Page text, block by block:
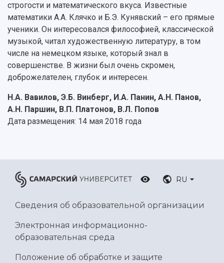
строгости и математического вкуса. Известные
математики А.А. Клячко и Б.Э. Кунявский – его прямые
ученики. Он интересовался философией, классической
музыкой, читал художественную литературу, в том
числе на немецком языке, который знал в
совершенстве. В жизни был очень скромен,
доброжелателен, глубок и интересен.
Н.А. Вавилов, Э.Б. Винберг, И.А. Панин, А.Н. Панов,
А.Н. Паршин, В.П. Платонов, В.Л. Попов
Дата размещения: 14 мая 2018 года
RU
Сведения об образовательной организации
Электронная информационно-
образовательная среда
Положение об обработке и защите